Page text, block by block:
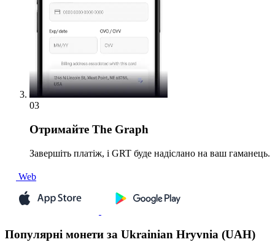
03
Отримайте The Graph
Завершіть платіж, і GRT буде надіслано на ваш гаманець.
Web
Популярні монети за Ukrainian Hryvnia (UAH)